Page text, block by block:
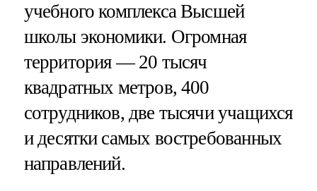
учебного комплекса Высшей
школы экономики. Огромная
территория — 20 тысяч
квадратных метров, 400
сотрудников, две тысячи учащихся
и десятки самых востребованных
направлений.